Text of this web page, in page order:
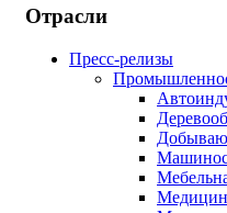
Отрасли
Пресс-релизы